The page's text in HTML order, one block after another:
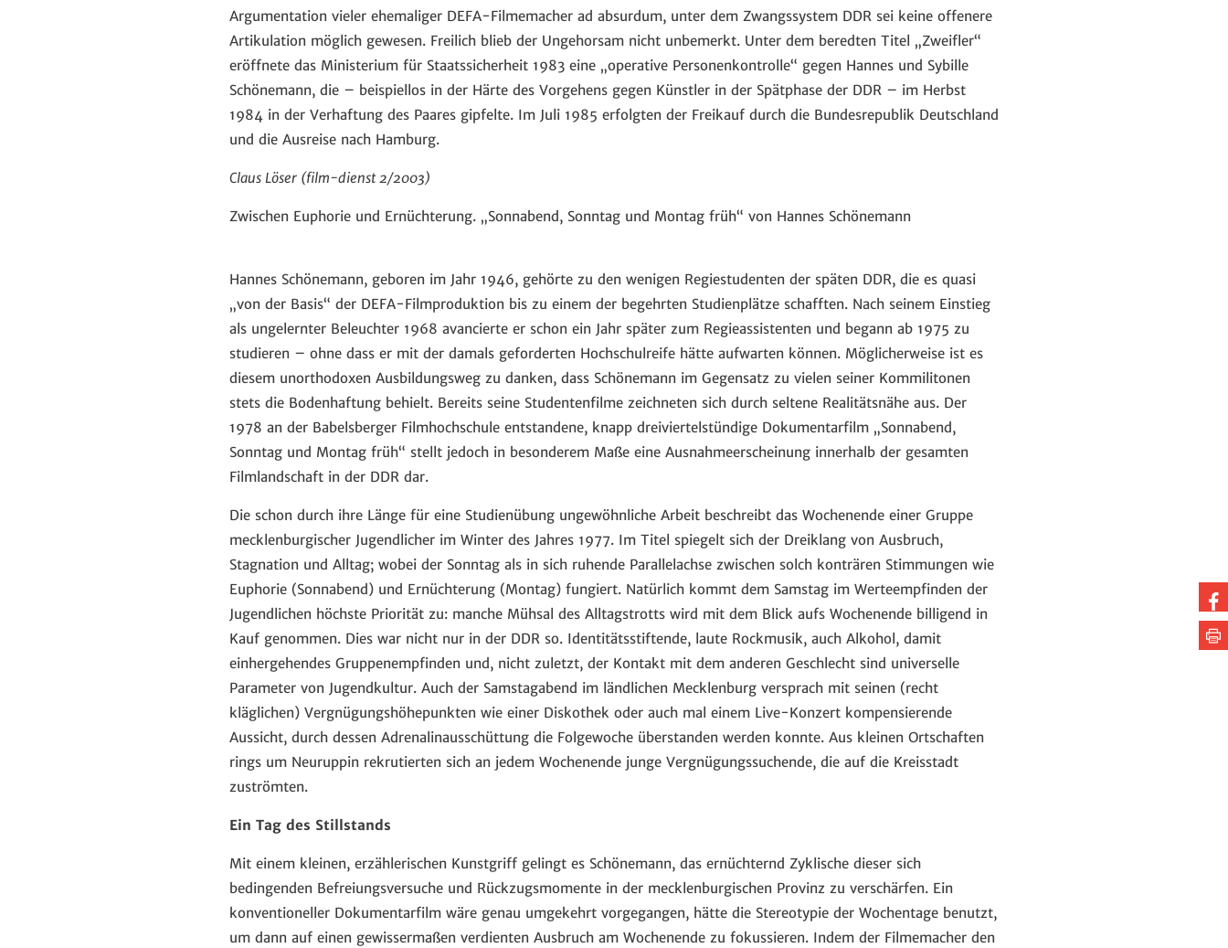
Argumentation vieler ehemaliger DEFA-Filmemacher ad absurdum, unter dem Zwangssystem DDR sei keine offenere
Artikulation möglich gewesen. Freilich blieb der Ungehorsam nicht unbemerkt. Unter dem beredten Titel „Zweifler“
eröffnete das Ministerium für Staatssicherheit 1983 eine „operative Personenkontrolle“ gegen Hannes und Sybille
Schönemann, die – beispiellos in der Härte des Vorgehens gegen Künstler in der Spätphase der DDR – im Herbst
1984 in der Verhaftung des Paares gipfelte. Im Juli 1985 erfolgten der Freikauf durch die Bundesrepublik Deutschland
und die Ausreise nach Hamburg.
Claus Löser (film-dienst 2/2003)
Zwischen Euphorie und Ernüchterung. „Sonnabend, Sonntag und Montag früh“ von Hannes Schönemann
Hannes Schönemann, geboren im Jahr 1946, gehörte zu den wenigen Regiestudenten der späten DDR, die es quasi
„von der Basis“ der DEFA-Filmproduktion bis zu einem der begehrten Studienplätze schafften. Nach seinem Einstieg
als ungelernter Beleuchter 1968 avancierte er schon ein Jahr später zum Regieassistenten und begann ab 1975 zu
studieren – ohne dass er mit der damals geforderten Hochschulreife hätte aufwarten können. Möglicherweise ist es
diesem unorthodoxen Ausbildungsweg zu danken, dass Schönemann im Gegensatz zu vielen seiner Kommilitonen
stets die Bodenhaftung behielt. Bereits seine Studentenfilme zeichneten sich durch seltene Realitätsnähe aus. Der
1978 an der Babelsberger Filmhochschule entstandene, knapp dreiviertelstündige Dokumentarfilm „Sonnabend,
Sonntag und Montag früh“ stellt jedoch in besonderem Maße eine Ausnahmeerscheinung innerhalb der gesamten
Filmlandschaft in der DDR dar.
Die schon durch ihre Länge für eine Studienübung ungewöhnliche Arbeit beschreibt das Wochenende einer Gruppe
mecklenburgischer Jugendlicher im Winter des Jahres 1977. Im Titel spiegelt sich der Dreiklang von Ausbruch,
Stagnation und Alltag; wobei der Sonntag als in sich ruhende Parallelachse zwischen solch konträren Stimmungen wie
Euphorie (Sonnabend) und Ernüchterung (Montag) fungiert. Natürlich kommt dem Samstag im Werteempfinden der
Jugendlichen höchste Priorität zu: manche Mühsal des Alltagstrotts wird mit dem Blick aufs Wochenende billigend in
Kauf genommen. Dies war nicht nur in der DDR so. Identitätsstiftende, laute Rockmusik, auch Alkohol, damit
einhergehendes Gruppenempfinden und, nicht zuletzt, der Kontakt mit dem anderen Geschlecht sind universelle
Parameter von Jugendkultur. Auch der Samstagabend im ländlichen Mecklenburg versprach mit seinen (recht
kläglichen) Vergnügungshöhepunkten wie einer Diskothek oder auch mal einem Live-Konzert kompensierende
Aussicht, durch dessen Adrenalinausschüttung die Folgewoche überstanden werden konnte. Aus kleinen Ortschaften
rings um Neuruppin rekrutierten sich an jedem Wochenende junge Vergnügungssuchende, die auf die Kreisstadt
zuströmten.
Ein Tag des Stillstands
Mit einem kleinen, erzählerischen Kunstgriff gelingt es Schönemann, das ernüchternd Zyklische dieser sich
bedingenden Befreiungsversuche und Rückzugsmomente in der mecklenburgischen Provinz zu verschärfen. Ein
konventioneller Dokumentarfilm wäre genau umgekehrt vorgegangen, hätte die Stereotypie der Wochentage benutzt,
um dann auf einen gewissermaßen verdienten Ausbruch am Wochenende zu fokussieren. Indem der Filmemacher den